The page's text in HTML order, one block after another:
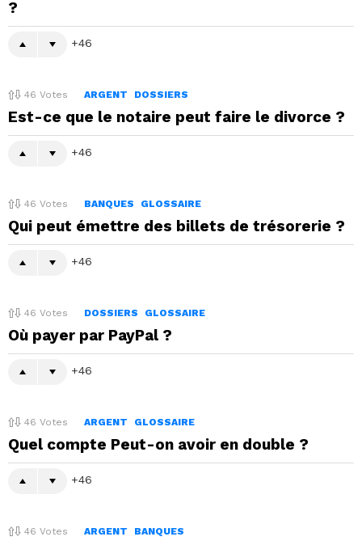
?
46
46 Votes ARGENT DOSSIERS
Est-ce que le notaire peut faire le divorce ?
46
46 Votes BANQUES GLOSSAIRE
Qui peut émettre des billets de trésorerie ?
46
46 Votes DOSSIERS GLOSSAIRE
Où payer par PayPal ?
46
46 Votes ARGENT GLOSSAIRE
Quel compte Peut-on avoir en double ?
46
46 Votes ARGENT BANQUES